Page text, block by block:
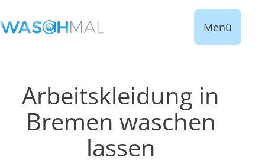
Menü
Arbeitskleidung in
Bremen waschen
lassen